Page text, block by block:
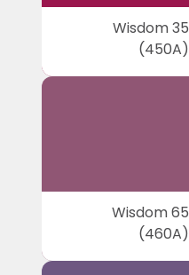
Wisdom 35
(450A)
Wisdom 65
(460A)